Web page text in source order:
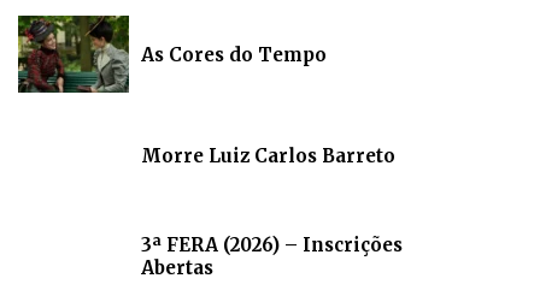
As Cores do Tempo
Morre Luiz Carlos Barreto
3ª FERA (2026) – Inscrições
Abertas